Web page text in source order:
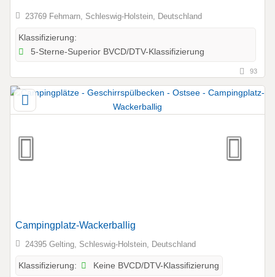
23769 Fehmarn, Schleswig-Holstein, Deutschland
Klassifizierung:
5-Sterne-Superior BVCD/DTV-Klassifizierung
93
Campingplatz-Wackerballig
24395 Gelting, Schleswig-Holstein, Deutschland
Klassifizierung: Keine BVCD/DTV-Klassifizierung